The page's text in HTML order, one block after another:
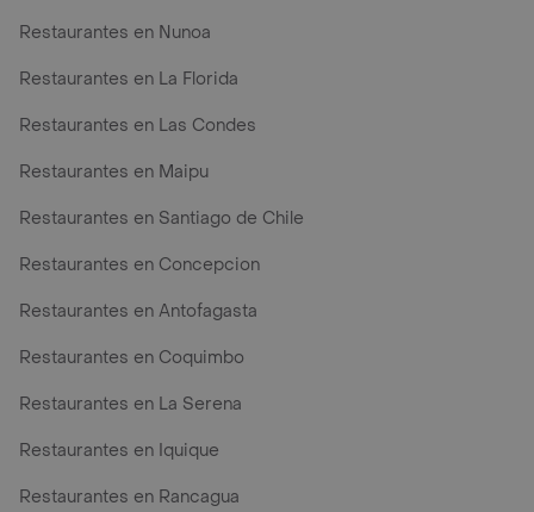
Restaurantes en Nunoa
Restaurantes en La Florida
Restaurantes en Las Condes
Restaurantes en Maipu
Restaurantes en Santiago de Chile
Restaurantes en Concepcion
Restaurantes en Antofagasta
Restaurantes en Coquimbo
Restaurantes en La Serena
Restaurantes en Iquique
Restaurantes en Rancagua